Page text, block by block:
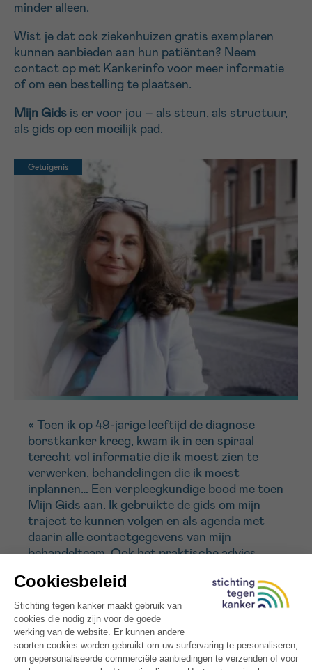
minder alleen.
Wist je dat ook ziekenhuizen gratis exemplaren
kunnen aanbieden aan hun patiënten? Neem
contact op met Kankerinfo voor meer informatie
of om een bestelling te plaatsen.
Mijn Gids is er voor jou – als steun, als structuur,
als gids op een moeilijk pad.
Getuigenis
« Toen ik op 49-jarige leeftijd de diagnose
borstkanker kreeg, kwam ik in een spiraal
terecht vol informatie die ik moest zien te
verwerken, behandelingen die ik moest
inplannen… Een verpleegkundige bood me toen
Mijn Gids aan. Ik gebruikte de gids om mijn
traject te kunnen volgen en als agenda met
daarin alle contactgegevens van mijn
behandelteam. Ook het praktische advies
Download hier de gratis bijkomende
invulbladen
Ik aanvaard de
Sturen